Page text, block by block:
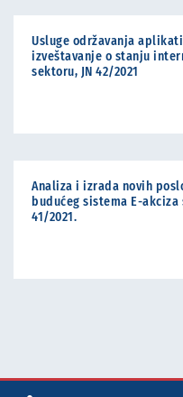
Usluge održavanja
izveštavanje o stanju
sektoru, JN 42/2021
Analiza i izrada novih
budućeg sistema E-
41/2021.